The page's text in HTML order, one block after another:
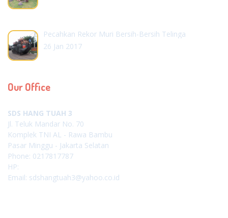
Pecahkan Rekor Muri Bersih-Bersih Telinga
26 Jan 2017
Our Office
SDS HANG TUAH 3
Jl. Teluk Mandar No. 70
Komplek TNI AL - Rawa Bambu
Pasar Minggu - Jakarta Selatan
Phone: 0217817787
HP:
Email: sdshangtuah3@yahoo.co.id